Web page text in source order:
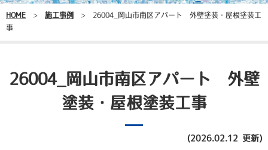
HOME > 施工事例 > 26004_岡山市南区アパート 外壁塗装・屋根塗装工
事
26004_岡山市南区アパート 外壁
塗装・屋根塗装工事
(2026.02.12 更新)